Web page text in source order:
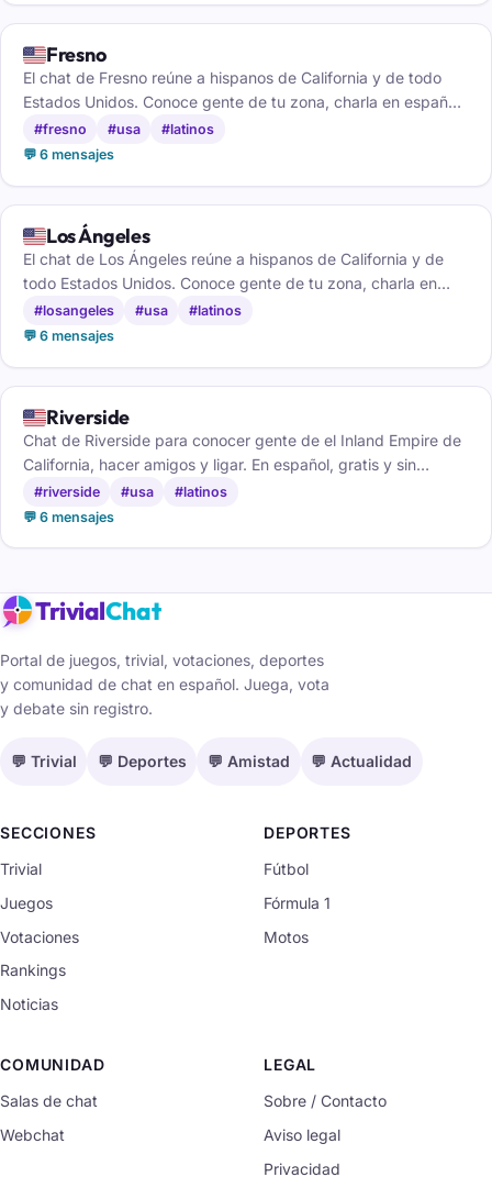
🇺🇸Fresno
El chat de Fresno reúne a hispanos de California y de todo
Estados Unidos. Conoce gente de tu zona, charla en español
y haz amigos sin registrarte.
#fresno #usa
#latinos
💬 6 mensajes
🇺🇸Los Ángeles
El chat de Los Ángeles reúne a hispanos de California y de
todo Estados Unidos. Conoce gente de tu zona, charla en
español y haz amigos sin registrarte.
#losangeles #usa
#latinos
💬 6 mensajes
🇺🇸Riverside
Chat de Riverside para conocer gente de el Inland Empire de
California, hacer amigos y ligar. En español, gratis y sin
registro, desde el móvil o el ordenador.
#riverside #usa
#latinos
💬 6 mensajes
TrivialChat
Portal de juegos, trivial, votaciones, deportes
y comunidad de chat en español. Juega, vota
y debate sin registro.
💬 Trivial 💬 Deportes 💬 Amistad 💬 Actualidad
SECCIONES
Trivial
Juegos
Votaciones
Rankings
Noticias
DEPORTES
Fútbol
Fórmula 1
Motos
COMUNIDAD
Salas de chat
Webchat
LEGAL
Sobre / Contacto
Aviso legal
Privacidad